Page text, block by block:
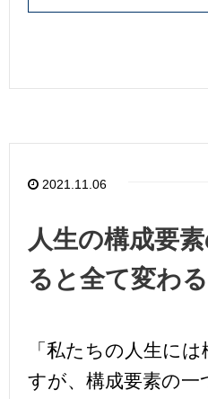
2021.11.06
人生の構成要
ると全て変わる
「私たちの人生に
すが、構成要素の一